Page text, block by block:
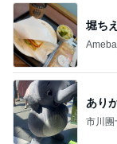
堀ち
あり
市川團